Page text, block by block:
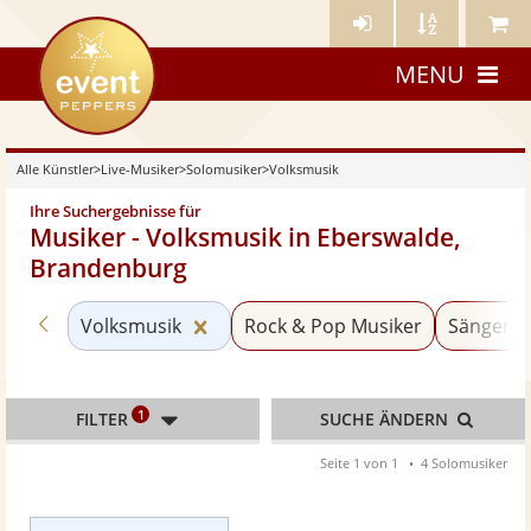
Künstler- Künstler Meine
eventpeppers
MENU
Alle Künstler>Live-Musiker>Solomusiker>Volksmusik
Ihre Suchergebnisse für
Musiker - Volksmusik in Eberswalde,
Brandenburg
Zurück zu «Solomusiker»
Volksmusik Kategorie «Volksmusik»
Rock & Pop Musiker Sänger
FILTER 1 SUCHE ÄNDERN
Seite 1 von 1 4 Solomusiker